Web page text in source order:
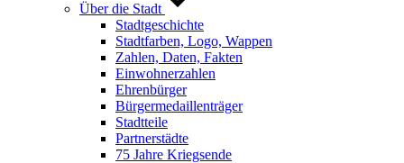
Über die Stadt
Stadtgeschichte
Stadtfarben, Logo, Wappen
Zahlen, Daten, Fakten
Einwohnerzahlen
Ehrenbürger
Bürgermedaillenträger
Stadtteile
Partnerstädte
75 Jahre Kriegsende